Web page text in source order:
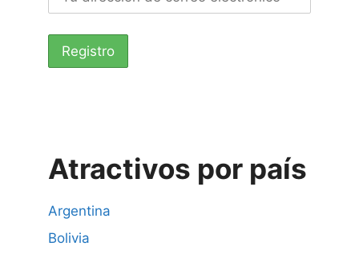
Atractivos por país
Argentina
Bolivia